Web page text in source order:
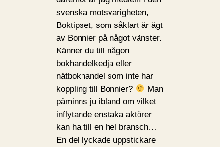
svenska motsvarigheten,
Boktipset, som såklart är ägt
av Bonnier på något vänster.
Känner du till någon
bokhandelkedja eller
nätbokhandel som inte har
koppling till Bonnier?
Man
påminns ju ibland om vilket
inflytande enstaka aktörer
kan ha till en hel bransch…
En del lyckade uppstickare